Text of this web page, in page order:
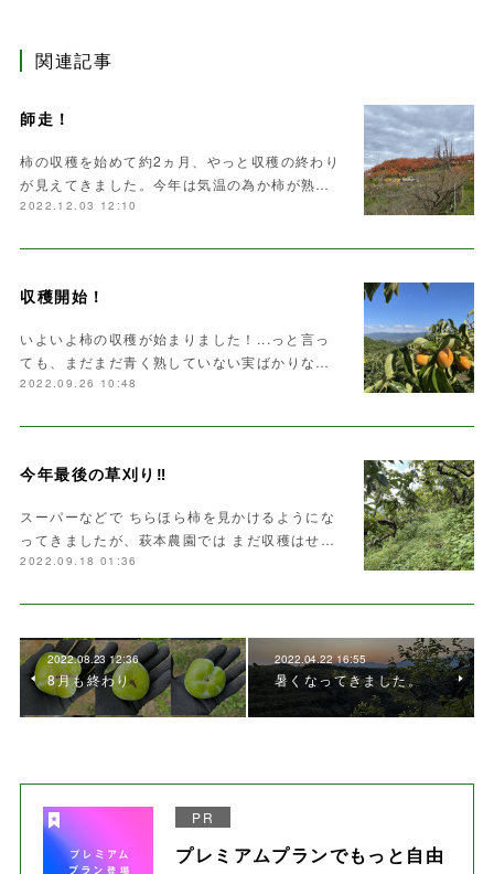
関連記事
師走！
柿の収穫を始めて約2ヵ月、やっと収穫の終わり
が見えてきました。今年は気温の為か柿が熟…
2022.12.03 12:10
収穫開始！
いよいよ柿の収穫が始まりました！...っと言っ
ても、まだまだ青く熟していない実ばかりな…
2022.09.26 10:48
今年最後の草刈り‼️
スーパーなどで ちらほら柿を見かけるようにな
ってきましたが、萩本農園では まだ収穫はせ…
2022.09.18 01:36
2022.08.23 12:36
8月も終わり
2022.04.22 16:55
暑くなってきました。
PR
プレミアムプランでもっと自由